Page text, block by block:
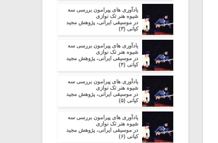
یادآوری های پیرامون بررسی سه
شیوه هنر تک نوازی
در موسیقی ایرانی، پژوهش مجید
کیانی (۳)
یادآوری های پیرامون بررسی سه
شیوه هنر تک نوازی
در موسیقی ایرانی، پژوهش مجید
کیانی (۴)
یادآوری های پیرامون بررسی سه
شیوه هنر تک نوازی
در موسیقی ایرانی، پژوهش مجید
کیانی (۵)
یادآوری های پیرامون بررسی سه
شیوه هنر تک نوازی
در موسیقی ایرانی، پژوهش مجید
کیانی (۶)